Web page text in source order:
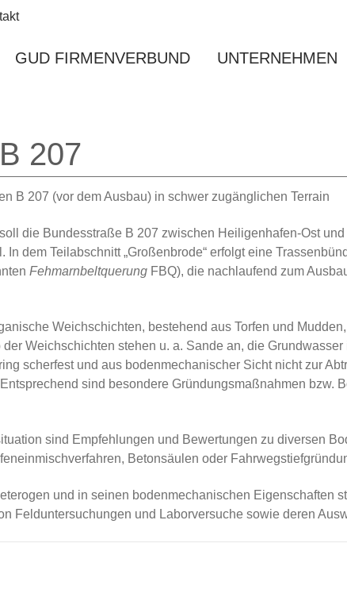
Main navigation
GUD FIRMENVERBUND UNTERNEHMEN
207
die Bundesstraße B 207 zwischen Heiligenhafen-Ost
dem Teilabschnitt „Großenbrode“ erfolgt eine
Fehmarnbeltquerung FBQ), die nachlaufend zum
Weichschichten, bestehend aus Torfen und
Weichschichten stehen u. a. Sande an, die
scherfest und aus bodenmechanischer Sicht nicht zur
sind besondere Gründungsmaßnahmen bzw.
sind Empfehlungen und Bewertungen zu diversen
Betonsäulen oder
und in seinen bodenmechanischen Eigenschaften
Felduntersuchungen und Laborversuche sowie deren